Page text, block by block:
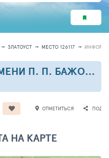
ЗЛАТОУСТ МЕСТО 126117
ГОРНЫЙ ПАРК ИМЕНИ П. П. БАЖОВА
ОТМЕТИТЬСЯ
НА КАРТЕ